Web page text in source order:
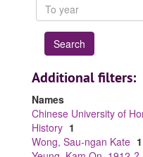
To
year
Additional filters:
Names
Chinese University of
History 1
Wong, Sau-ngan Kate 1